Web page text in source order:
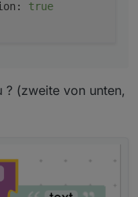
true
(zweite von unten,